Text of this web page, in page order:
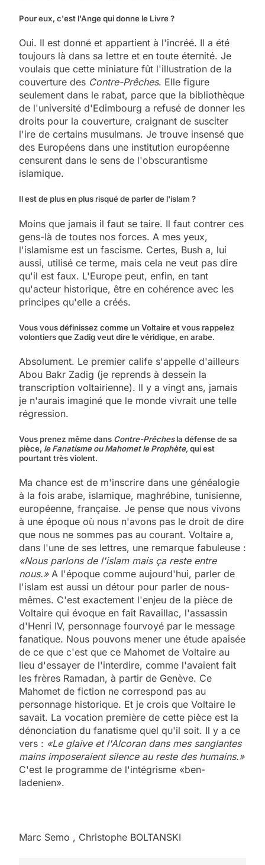
Pour eux, c'est l'Ange qui donne le Livre ?
Oui. Il est donné et appartient à l'incréé. Il a été
toujours là dans sa lettre et en toute éternité. Je
voulais que cette miniature fût l'illustration de la
couverture des Contre-Prêches. Elle figure
seulement dans le rabat, parce que la bibliothèque
de l'université d'Edimbourg a refusé de donner les
droits pour la couverture, craignant de susciter
l'ire de certains musulmans. Je trouve insensé que
des Européens dans une institution européenne
censurent dans le sens de l'obscurantisme
islamique.
Il est de plus en plus risqué de parler de l'islam ?
Moins que jamais il faut se taire. Il faut contrer ces
gens-là de toutes nos forces. A mes yeux,
l'islamisme est un fascisme. Certes, Bush a, lui
aussi, utilisé ce terme, mais cela ne veut pas dire
qu'il est faux. L'Europe peut, enfin, en tant
qu'acteur historique, être en cohérence avec les
principes qu'elle a créés.
Vous vous définissez comme un Voltaire et vous rappelez
volontiers que Zadig veut dire le véridique, en arabe.
Absolument. Le premier calife s'appelle d'ailleurs
Abou Bakr Zadig (je reprends à dessein la
transcription voltairienne). Il y a vingt ans, jamais
je n'aurais imaginé que le monde vivrait une telle
régression.
Vous prenez même dans Contre-Prêchesla défense de sa
pièce, le Fanatisme ou Mahomet le Prophète,qui est
pourtant très violent.
Ma chance est de m'inscrire dans une généalogie
à la fois arabe, islamique, maghrébine, tunisienne,
européenne, française. Je pense que nous vivons
à une époque où nous n'avons pas le droit de dire
que nous ne sommes pas au courant. Voltaire a,
dans l'une de ses lettres, une remarque fabuleuse :
«Nous parlons de l'islam mais ça reste entre
nous.»A l'époque comme aujourd'hui, parler de
l'islam est aussi un détour pour parler de nous-
mêmes. C'est exactement l'enjeu de la pièce de
Voltaire qui évoque en fait Ravaillac, l'assassin
d'Henri IV, personnage fourvoyé par le message
fanatique. Nous pouvons mener une étude apaisée
de ce que c'est que ce Mahomet de Voltaire au
lieu d'essayer de l'interdire, comme l'avaient fait
les frères Ramadan, à partir de Genève. Ce
Mahomet de fiction ne correspond pas au
personnage historique. Et je crois que Voltaire le
savait. La vocation première de cette pièce est la
dénonciation du fanatisme quel qu'il soit. Il y a ce
vers : «Le glaive et l'Alcoran dans mes sanglantes
mains imposeraient silence au reste des humains.»
C'est le programme de l'intégrisme «ben-
ladenien».
Marc Semo , Christophe BOLTANSKI